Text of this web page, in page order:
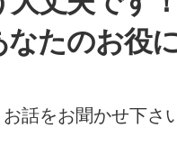
たのお役
話をお聞かせ下さ